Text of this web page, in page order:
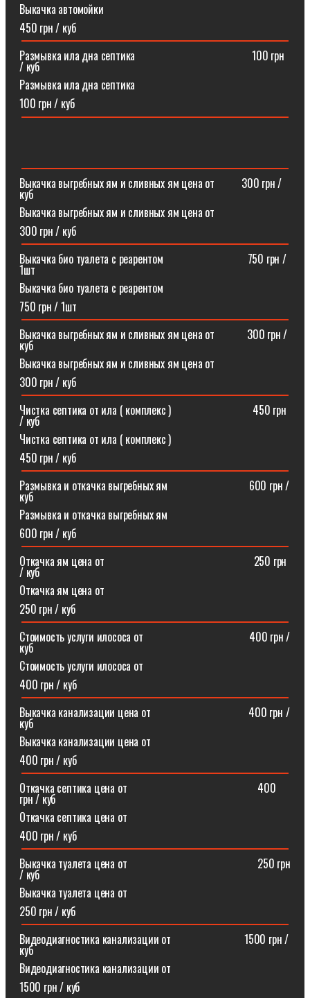
Выкачка автомойки
450 грн / куб
Размывка ила дна септика ⠀⠀⠀⠀⠀⠀⠀⠀⠀⠀⠀⠀⠀⠀100 грн
/ куб
Размывка ила дна септика
100 грн / куб
Выкачка выгребных ям и сливных ям цена от ⠀⠀⠀300 грн /
куб
Выкачка выгребных ям и сливных ям цена от
300 грн / куб
Выкачка био туалета с реарентом ⠀⠀⠀⠀⠀⠀⠀⠀⠀⠀750 грн /
1шт
Выкачка био туалета с реарентом
750 грн / 1шт
Выкачка выгребных ям и сливных ям цена от⠀⠀⠀⠀300 грн /
куб
Выкачка выгребных ям и сливных ям цена от
300 грн / куб
Чистка септика от ила ( комплекс )⠀⠀⠀⠀⠀⠀⠀⠀⠀⠀450 грн
/ куб
Чистка септика от ила ( комплекс )
450 грн / куб
Размывка и откачка выгребных ям⠀⠀⠀⠀⠀⠀⠀⠀⠀⠀600 грн /
куб
Размывка и откачка выгребных ям
600 грн / куб
Откачка ям цена от ⠀⠀⠀⠀⠀⠀⠀⠀⠀⠀⠀⠀⠀⠀⠀⠀⠀⠀250 грн
/ куб
Откачка ям цена от
250 грн / куб
Стоимость услуги илососа от⠀⠀⠀⠀⠀⠀⠀⠀⠀⠀⠀⠀⠀400 грн /
куб
Стоимость услуги илососа от
400 грн / куб
Выкачка канализации цена от⠀⠀⠀⠀⠀⠀⠀⠀⠀⠀⠀⠀400 грн /
куб
Выкачка канализации цена от
400 грн / куб
Откачка септика цена от⠀⠀⠀⠀⠀⠀⠀⠀⠀⠀⠀⠀⠀⠀⠀⠀400
грн / куб
Откачка септика цена от
400 грн / куб
Выкачка туалета цена от⠀⠀⠀⠀⠀⠀⠀⠀⠀⠀⠀⠀⠀⠀⠀⠀250 грн
/ куб
Выкачка туалета цена от
250 грн / куб
Видеодиагностика канализации от⠀⠀⠀⠀⠀⠀⠀⠀⠀1500 грн /
куб
Видеодиагностика канализации от
1500 грн / куб